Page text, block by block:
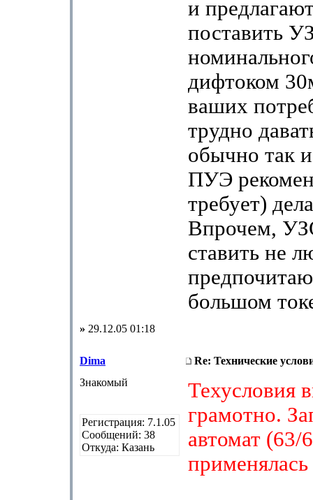
и
поставить
дифтоком
ваших
трудно
обычно так
ПУЭ
требует)
Впрочем,
ставить не
большом
» 29.12.05 01:18
Dima
Re: Технические
Знакомый
Регистрация: 7.1.05
Сообщений: 38
Откуда: Казань
Техусловия
грамотно.
автомат (63/
применялась